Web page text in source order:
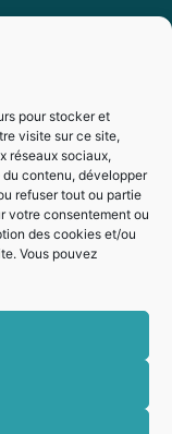
pour stocker et
visite sur ce site,
réseaux sociaux,
contenu, développer
refuser tout ou partie
votre consentement ou
des cookies et/ou
Vous pouvez